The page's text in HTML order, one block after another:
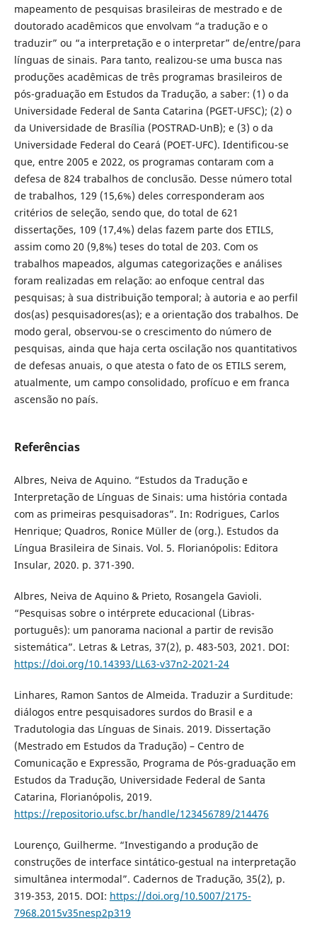
mapeamento de pesquisas brasileiras de mestrado e de
doutorado acadêmicos que envolvam “a tradução e o
traduzir” ou “a interpretação e o interpretar” de/entre/para
línguas de sinais. Para tanto, realizou-se uma busca nas
produções acadêmicas de três programas brasileiros de
pós-graduação em Estudos da Tradução, a saber: (1) o da
Universidade Federal de Santa Catarina (PGET-UFSC); (2) o
da Universidade de Brasília (POSTRAD-UnB); e (3) o da
Universidade Federal do Ceará (POET-UFC). Identificou-se
que, entre 2005 e 2022, os programas contaram com a
defesa de 824 trabalhos de conclusão. Desse número total
de trabalhos, 129 (15,6%) deles corresponderam aos
critérios de seleção, sendo que, do total de 621
dissertações, 109 (17,4%) delas fazem parte dos ETILS,
assim como 20 (9,8%) teses do total de 203. Com os
trabalhos mapeados, algumas categorizações e análises
foram realizadas em relação: ao enfoque central das
pesquisas; à sua distribuição temporal; à autoria e ao perfil
dos(as) pesquisadores(as); e a orientação dos trabalhos. De
modo geral, observou-se o crescimento do número de
pesquisas, ainda que haja certa oscilação nos quantitativos
de defesas anuais, o que atesta o fato de os ETILS serem,
atualmente, um campo consolidado, profícuo e em franca
ascensão no país.
Referências
Albres, Neiva de Aquino. “Estudos da Tradução e
Interpretação de Línguas de Sinais: uma história contada
com as primeiras pesquisadoras”. In: Rodrigues, Carlos
Henrique; Quadros, Ronice Müller de (org.). Estudos da
Língua Brasileira de Sinais. Vol. 5. Florianópolis: Editora
Insular, 2020. p. 371-390.
Albres, Neiva de Aquino & Prieto, Rosangela Gavioli.
“Pesquisas sobre o intérprete educacional (Libras-
português): um panorama nacional a partir de revisão
sistemática”. Letras & Letras, 37(2), p. 483-503, 2021. DOI:
https://doi.org/10.14393/LL63-v37n2-2021-24
Linhares, Ramon Santos de Almeida. Traduzir a Surditude:
diálogos entre pesquisadores surdos do Brasil e a
Tradutologia das Línguas de Sinais. 2019. Dissertação
(Mestrado em Estudos da Tradução) – Centro de
Comunicação e Expressão, Programa de Pós-graduação em
Estudos da Tradução, Universidade Federal de Santa
Catarina, Florianópolis, 2019.
https://repositorio.ufsc.br/handle/123456789/214476
Lourenço, Guilherme. “Investigando a produção de
construções de interface sintático-gestual na interpretação
simultânea intermodal”. Cadernos de Tradução, 35(2), p.
319-353, 2015. DOI: https://doi.org/10.5007/2175-
7968.2015v35nesp2p319